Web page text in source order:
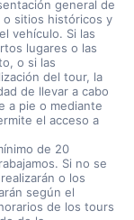
general de
o sitios históricos y
vehículo. Si las
lugares o las
o si las
del tour, la
de llevar a cabo
a pie o mediante
el acceso a
de 20
Si no se
o los
según el
de los tours